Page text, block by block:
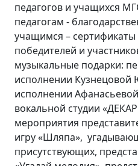
педагогов и учащихся
педагогам -
учащимся – сертификаты
победителей и
музыкальные подарки:
исполнении Кузнецовой
исполнении
вокальной студии
мероприятия
игру «Шляпа»,
присутствующих,